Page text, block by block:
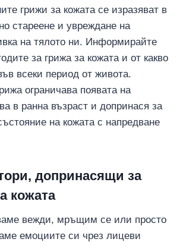
грижи за кожата се изразяват в
стареене и увреждане на
на тялото ни. Информирайте
за грижа за кожата и от какво
всеки период от живота.
ограничава появата на
в ранна възраст и допринася за
на кожата с напредване
допринасящи за
кожата
вежди, мръщим се или просто
емоциите си чрез лицеви